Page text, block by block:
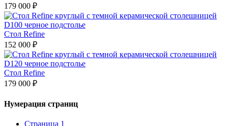
179 000 ₽
Стол Refine
152 000 ₽
Стол Refine
179 000 ₽
Нумерация страниц
Страница 1